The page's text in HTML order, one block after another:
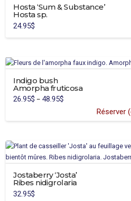
Hosta ‘Sum & Substance’
Hosta sp.
24.95$
multiple
variants.
The
options
be
on
the
page
Indigo bush
Amorpha fruticosa
26.95$ – 48.95$
48.95$
Réserver
has
variants.
The
options
may
Jostaberry ‘Josta’
Ribes nidigrolaria
32.95$